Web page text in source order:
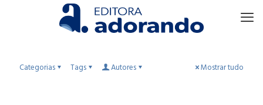
Categorias Tags Autores Mostrar tudo